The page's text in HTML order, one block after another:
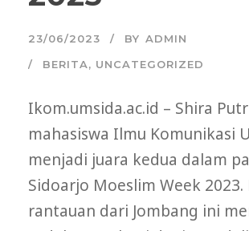
23/06/2023 BY ADMIN
BERITA, UNCATEGORIZED
Ikom.umsida.ac.id – Shira
mahasiswa Ilmu Komunikasi
menjadi juara kedua dalam
Sidoarjo Moeslim Week 2023.
rantauan dari Jombang ini